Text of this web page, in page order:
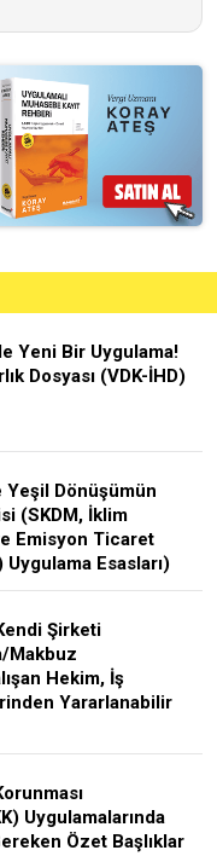
Yeni Bir Uygulama!
Dosyası (VDK-İHD)
Dönüşümün
(SKDM, İklim
Emisyon Ticaret
Esasları)
Şirketi
Makbuz
Hekim, İş
Yararlanabilir
Uygulamalarında
Özet Başlıklar